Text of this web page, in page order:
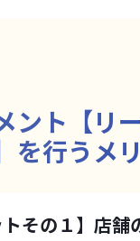
ント【リ
を行うメ
トその１】店